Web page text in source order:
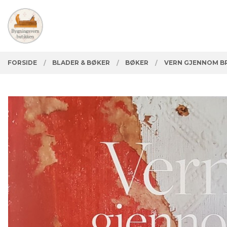
innholdet
PRODUKTER
Lukk
FORSIDE BLADER & BØKER BØKER VERN GJENNOM